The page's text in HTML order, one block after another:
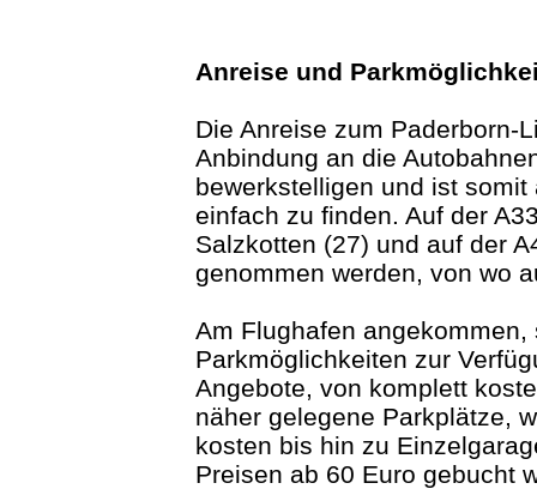
Anreise und
Die Anreise zum Paderborn-
Anbindung an die
bewerkstelligen und ist
einfach zu finden. Auf der
Salzkotten (27) und auf der
genommen werden, von wo
Am Flughafen
Parkmöglichkeiten zur
Angebote, von komplett
näher gelegene Parkplätze,
kosten bis hin zu
Preisen ab 60 Euro gebucht